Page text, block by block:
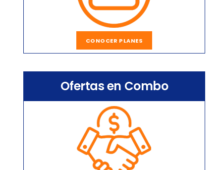
CONOCER PLANES
Ofertas en Combo